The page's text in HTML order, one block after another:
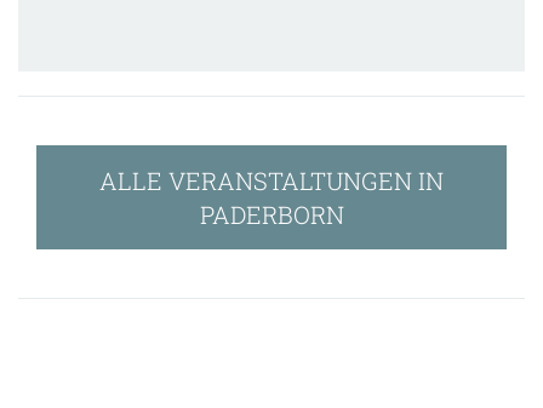
ALLE VERANSTALTUNGEN IN
PADERBORN